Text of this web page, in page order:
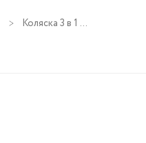
Коляска 3 в 1 Cybex Balios S Lux 2025 на шасси Silver